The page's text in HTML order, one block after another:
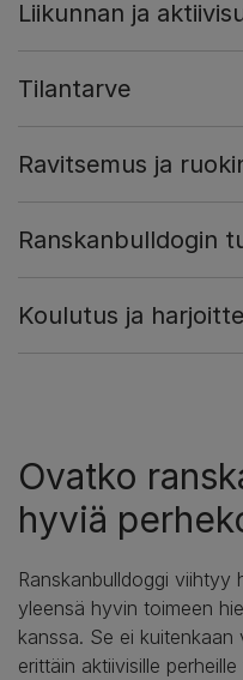
Liikunnan ja
Tilantarve
Ravitsemus ja
Ranskanbulldogin
Koulutus ja
Ovatko
hyviä
Ranskanbulldoggi viihtyy
yleensä hyvin toimeen
kanssa. Se ei
erittäin aktiivisille